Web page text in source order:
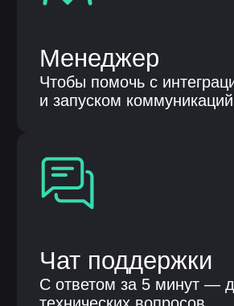
Отзывы компаний